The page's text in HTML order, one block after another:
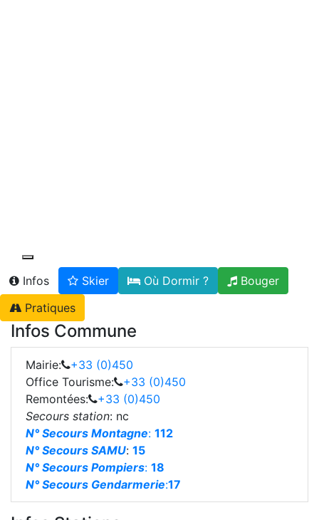
Toggle navigation
Infos
Skier Où Dormir ?
Bouger
Pratiques
Infos Commune
Mairie:
+33 (0)450
Office Tourisme:
+33 (0)450
Remontées:
+33 (0)450
Secours station: nc
N° Secours Montagne: 112
N° Secours SAMU: 15
N° Secours Pompiers: 18
N° Secours Gendarmerie:17